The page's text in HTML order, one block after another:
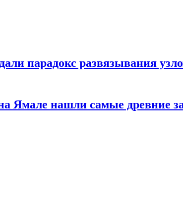
парадокс развязывания
Ямале нашли самые древние